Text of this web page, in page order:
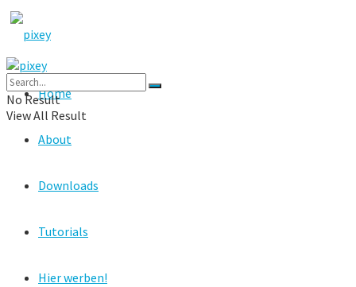
Home
About
Downloads
Tutorials
Hier werben!
No Result
View All Result